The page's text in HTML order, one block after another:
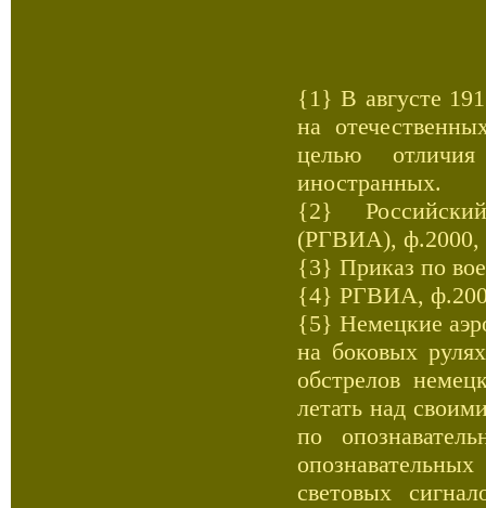
{1} В августе
на
целью отличия
иностранных.
{2}
(РГВИА), ф.2000,
{3} Приказ по
{4} РГВИА,
{5} Немецкие
на боковых
обстрелов
летать над
по
световых